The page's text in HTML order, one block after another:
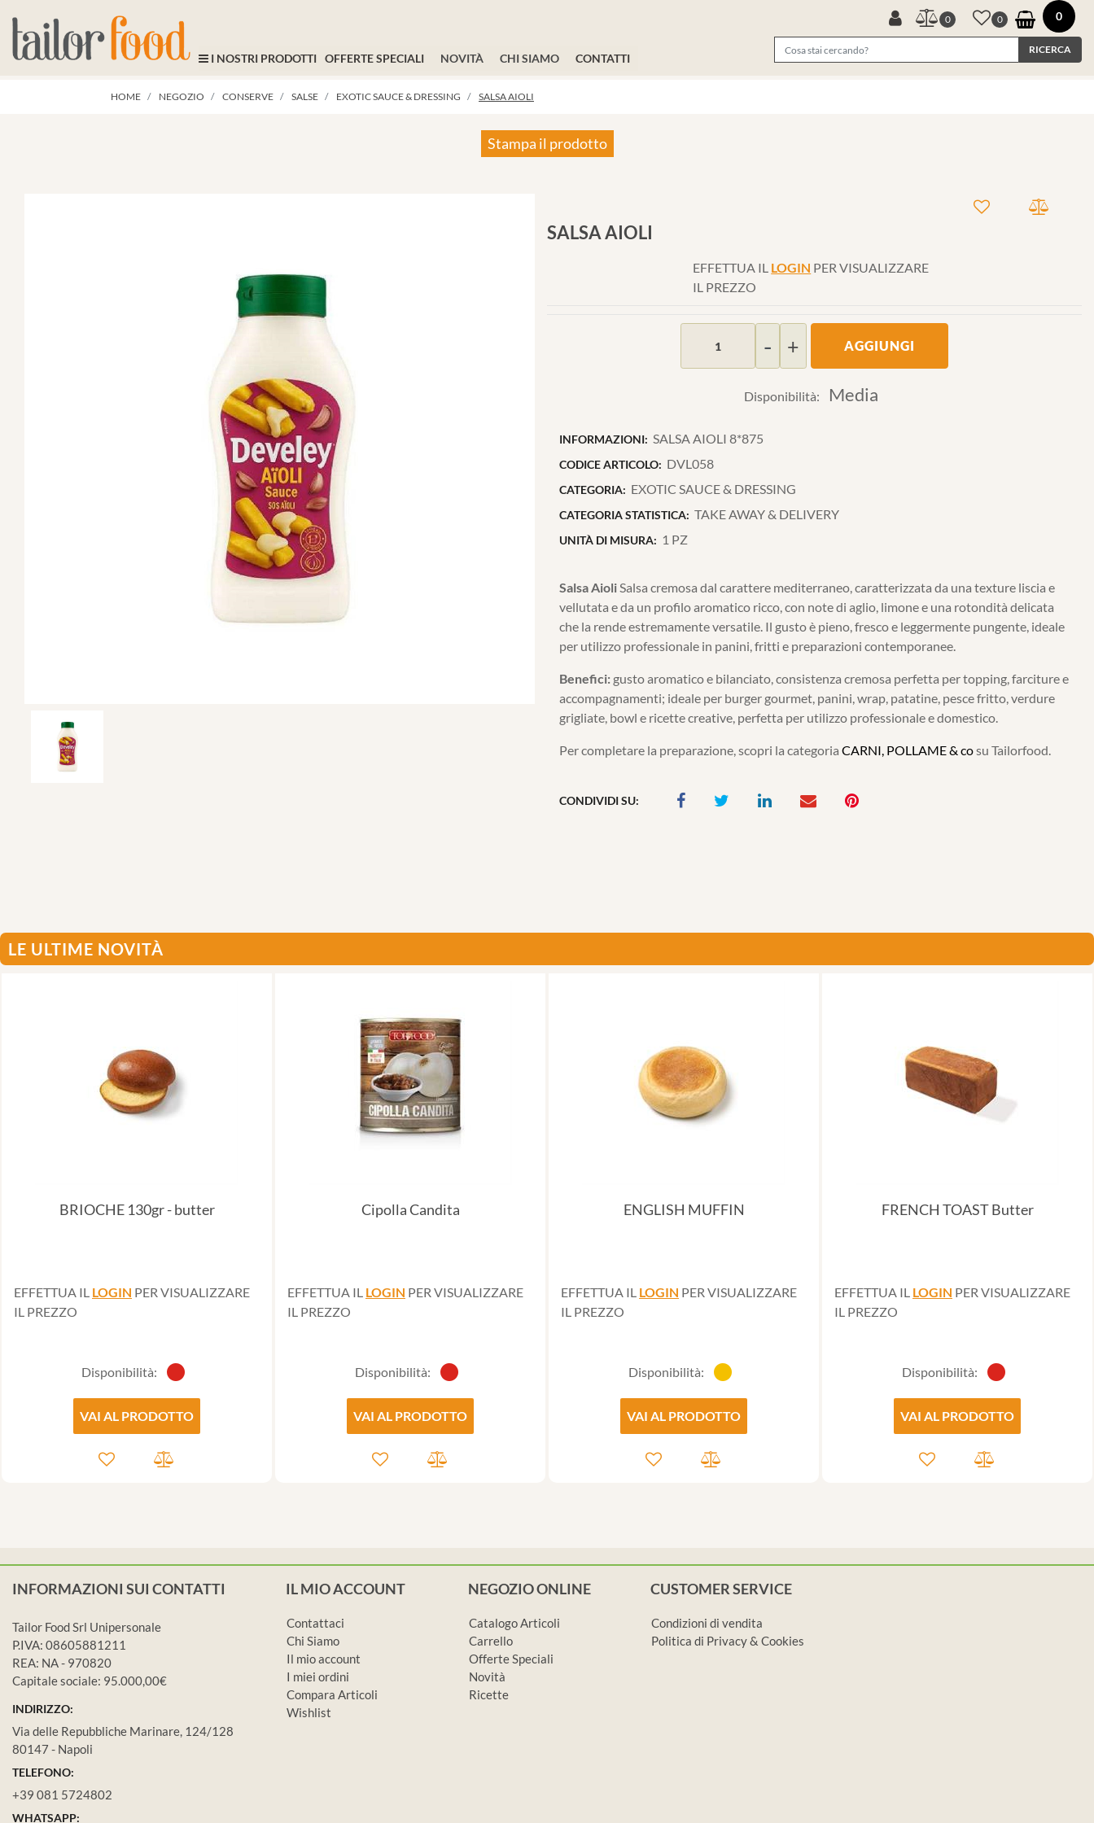
I NOSTRI PRODOTTI OFFERTE SPECIALI NOVITÀ CHI SIAMO CONTATTI
0 0 0
HOME NEGOZIO CONSERVE SALSE EXOTIC SAUCE & DRESSING SALSA AIOLI
Stampa il prodotto
SALSA AIOLI
EFFETTUA IL LOGIN PER VISUALIZZARE
IL PREZZO
AGGIUNGI
Disponibilità: Media
INFORMAZIONI: SALSA AIOLI 8*875
CODICE ARTICOLO: DVL058
CATEGORIA: EXOTIC SAUCE & DRESSING
CATEGORIA STATISTICA: TAKE AWAY & DELIVERY
UNITÀ DI MISURA: 1 PZ
Salsa AioliSalsa cremosa dal carattere mediterraneo, caratterizzata da una texture liscia e
vellutata e da un profilo aromatico ricco, con note di aglio, limone e una rotondità delicata
che la rende estremamente versatile. Il gusto è pieno, fresco e leggermente pungente, ideale
per utilizzo professionale in panini, fritti e preparazioni contemporanee.
Benefici: gusto aromatico e bilanciato, consistenza cremosa perfetta per topping, farciture e
accompagnamenti; ideale per burger gourmet, panini, wrap, patatine, pesce fritto, verdure
grigliate, bowl e ricette creative, perfetta per utilizzo professionale e domestico.
Per completare la preparazione, scopri la categoria CARNI, POLLAME & cosu Tailorfood.
CONDIVIDI SU:
LE ULTIME NOVITÀ
BRIOCHE 130gr - butter
EFFETTUA IL LOGIN PER VISUALIZZARE
IL PREZZO
Disponibilità:
VAI AL PRODOTTO
Cipolla Candita
EFFETTUA IL LOGIN PER VISUALIZZARE
IL PREZZO
Disponibilità:
VAI AL PRODOTTO
ENGLISH MUFFIN
EFFETTUA IL LOGIN PER VISUALIZZARE
IL PREZZO
Disponibilità:
VAI AL PRODOTTO
FRENCH TOAST Butter
EFFETTUA IL LOGIN PER VISUALIZZARE
IL PREZZO
Disponibilità:
VAI AL PRODOTTO
INFORMAZIONI SUI CONTATTI
Tailor Food Srl Unipersonale
P.IVA: 08605881211
REA: NA - 970820
Capitale sociale: 95.000,00€
INDIRIZZO:
Via delle Repubbliche Marinare, 124/128
80147 - Napoli
TELEFONO:
+39 081 5724802
WHATSAPP:
IL MIO ACCOUNT
Contattaci
Chi Siamo
Il mio account
I miei ordini
Compara Articoli
Wishlist
NEGOZIO ONLINE
Catalogo Articoli
Carrello
Offerte Speciali
Novità
Ricette
CUSTOMER SERVICE
Condizioni di vendita
Politica di Privacy & Cookies